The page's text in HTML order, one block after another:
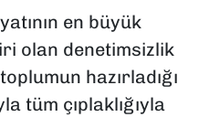
en büyük
olan denetimsizlik
hazırladığı
tüm çıplaklığıyla